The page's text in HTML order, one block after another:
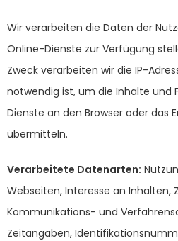
Wir verarbeiten die Daten der
Online-Dienste zur Verfügung
Zweck verarbeiten wir die IP-
notwendig ist, um die Inhalte und
Dienste an den Browser oder das
übermitteln.
Verarbeitete Datenarten:
Webseiten, Interesse an
Kommunikations- und
Zeitangaben,